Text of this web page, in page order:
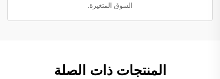
السوق المتغيرة.
المنتجات ذات الصلة